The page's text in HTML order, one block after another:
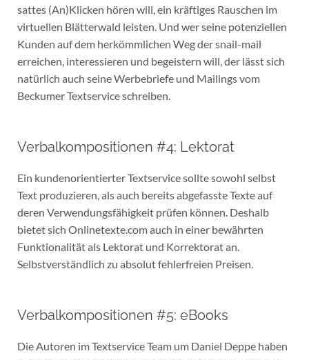
sattes (An)Klicken hören will, ein kräftiges Rauschen im
virtuellen Blätterwald leisten. Und wer seine potenziellen
Kunden auf dem herkömmlichen Weg der snail-mail
erreichen, interessieren und begeistern will, der lässt sich
natürlich auch seine Werbebriefe und Mailings vom
Beckumer Textservice schreiben.
Verbalkompositionen #4: Lektorat
Ein kundenorientierter Textservice sollte sowohl selbst
Text produzieren, als auch bereits abgefasste Texte auf
deren Verwendungsfähigkeit prüfen können. Deshalb
bietet sich Onlinetexte.com auch in einer bewährten
Funktionalität als Lektorat und Korrektorat an.
Selbstverständlich zu absolut fehlerfreien Preisen.
Verbalkompositionen #5: eBooks
Die Autoren im Textservice Team um Daniel Deppe haben